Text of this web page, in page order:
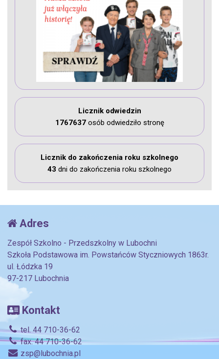
Licznik odwiedzin
1767637osób odwiedziło stronę
Licznik do zakończenia roku szkolnego
43 dni do zakończenia roku szkolnego
Adres
Zespół Szkolno - Przedszkolny w Lubochni
Szkoła Podstawowa im. Powstańców Styczniowych 1863r.
ul. Łódzka 19
97-217 Lubochnia
Kontakt
tel. 44 710-36-62
fax. 44 710-36-62
zsp@lubochnia.pl